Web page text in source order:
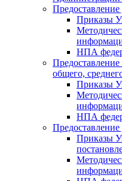
Приказы
НПА
общего,
Приказы
НПА
Приказы